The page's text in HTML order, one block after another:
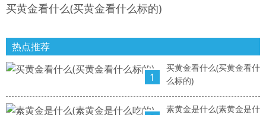
买黄金看什么(买黄金看什么标的)
热点推荐
1
买黄金看什么(买黄金看什
么标的)
素黄金是什么(素黄金是什